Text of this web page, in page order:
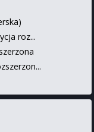
roz...